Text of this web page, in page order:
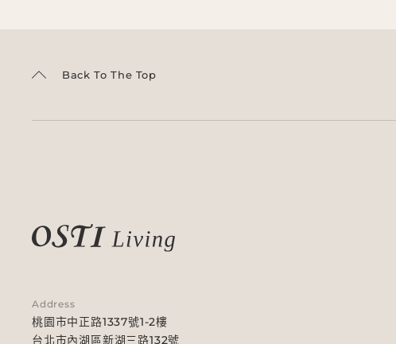
Address
桃園市中正路1337號1-2樓
台北市內湖區新湖三路132號
Back To The Top